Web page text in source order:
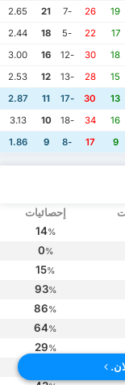
19
26
-7
21
2.65
17
22
-5
18
2.44
18
30
-12
16
3.00
15
28
-13
12
2.53
13
30
-17
11
2.87
16
34
-18
10
3.13
9
17
-8
9
1.86
إحصائيات
14%
0%
15%
93%
86%
64%
29%